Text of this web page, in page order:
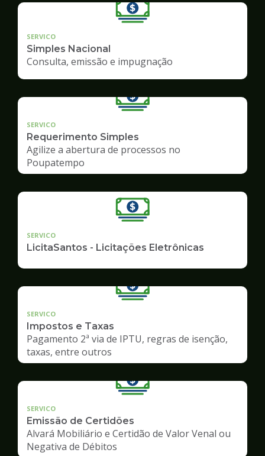
SERVICO
Simples Nacional
Consulta, emissão e impugnação
SERVICO
Requerimento Simples
Agilize a abertura de processos no
Poupatempo
SERVICO
LicitaSantos - Licitações Eletrônicas
SERVICO
Impostos e Taxas
Pagamento 2ª via de IPTU, regras de isenção,
taxas, entre outros
SERVICO
Emissão de Certidões
Alvará Mobiliário e Certidão de Valor Venal ou
Negativa de Débitos